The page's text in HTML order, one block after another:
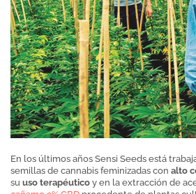
En los últimos años Sensi Seeds está
semillas de cannabis feminizadas con alto
su uso terapéutico y en la extracción de